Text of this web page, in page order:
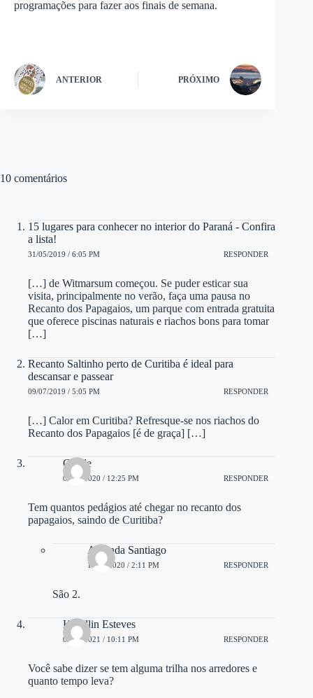
programações para fazer aos finais de semana.
ANTERIOR PRÓXIMO
10 comentários
15 lugares para conhecer no interior do Paraná - Confira
a lista!
31/05/2019 / 6:05 PM RESPONDER
[…] de Witmarsum começou. Se puder esticar sua
visita, principalmente no verão, faça uma pausa no
Recanto dos Papagaios, um parque com entrada gratuita
que oferece piscinas naturais e riachos bons para tomar
[…]
Recanto Saltinho perto de Curitiba é ideal para
descansar e passear
09/07/2019 / 5:05 PM RESPONDER
[…] Calor em Curitiba? Refresque-se nos riachos do
Recanto dos Papagaios [é de graça] […]
Cleide
04/03/2020 / 12:25 PM RESPONDER
Tem quantos pedágios até chegar no recanto dos
papagaios, saindo de Curitiba?
Amanda Santiago
16/03/2020 / 2:11 PM RESPONDER
São 2.
Kerollin Esteves
09/01/2021 / 10:11 PM RESPONDER
Você sabe dizer se tem alguma trilha nos arredores e
quanto tempo leva?